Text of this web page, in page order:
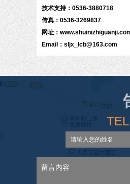
技术支持：0536-3880718
传真：0536-3269837
网址：
Email：sljx_lcb@163.com